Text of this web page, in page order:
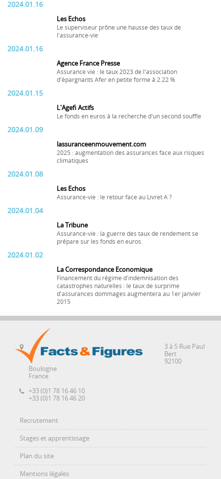
2024.01.16
Les Echos
Le superviseur prône une hausse des taux de
l'assurance-vie
2024.01.16
Agence France Presse
Assurance vie : le taux 2023 de l'association
d'épargnants Afer en petite forme à 2.22 %
2024.01.15
L'Agefi Actifs
Le fonds en euros à la recherche d'un second souffle
2024.01.09
lassuranceenmouvement.com
2025 : augmentation des assurances face aux risques
climatiques
2024.01.08
Les Echos
Assurance-vie : le retour face au Livret A ?
2024.01.04
La Tribune
Assurance-vie : la guerre des taux de rendement se
prépare sur les fonds en euros
2024.01.02
La Correspondance Economique
Financement du régime d'indemnisation des
catastrophes naturelles : le taux de surprime
d'assurances dommages augmentera au 1er janvier
2015
3 à 5 Rue Paul
Bert
92100
Boulogne
France
+33 (0)1 78 16 46 10
+33 (0)1 78 16 46 20
Recrutement
Stages et apprentissage
Plan du site
Mentions légales